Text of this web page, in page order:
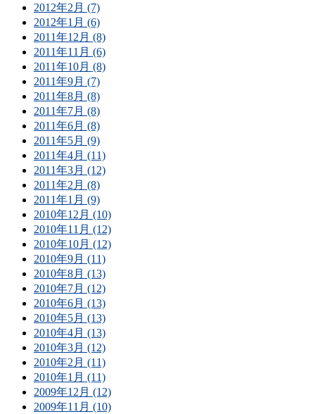
2012年2月 (7)
2012年1月 (6)
2011年12月 (8)
2011年11月 (6)
2011年10月 (8)
2011年9月 (7)
2011年8月 (8)
2011年7月 (8)
2011年6月 (8)
2011年5月 (9)
2011年4月 (11)
2011年3月 (12)
2011年2月 (8)
2011年1月 (9)
2010年12月 (10)
2010年11月 (12)
2010年10月 (12)
2010年9月 (11)
2010年8月 (13)
2010年7月 (12)
2010年6月 (13)
2010年5月 (13)
2010年4月 (13)
2010年3月 (12)
2010年2月 (11)
2010年1月 (11)
2009年12月 (12)
2009年11月 (10)